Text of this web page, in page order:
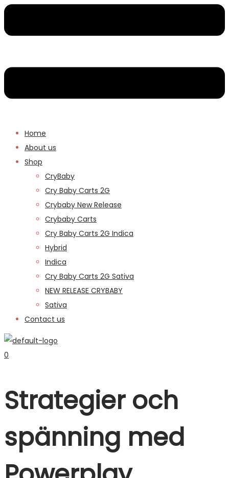
Home
About us
Shop
CryBaby
Cry Baby Carts 2G
Crybaby New Release
Crybaby Carts
Cry Baby Carts 2G Indica
Hybrid
Indica
Cry Baby Carts 2G Sativa
NEW RELEASE CRYBABY
Sativa
Contact us
0
Strategier och
spänning med